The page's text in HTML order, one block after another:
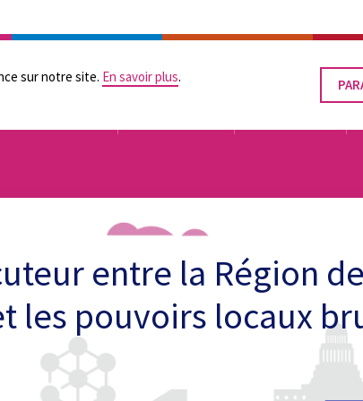
sur notre site. En savoir plus.
LE
ÉGALITÉ DES CHANCES
entre la Région
les pouvoirs locaux